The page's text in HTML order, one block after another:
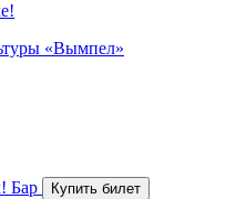
«Вымпел»
Бар